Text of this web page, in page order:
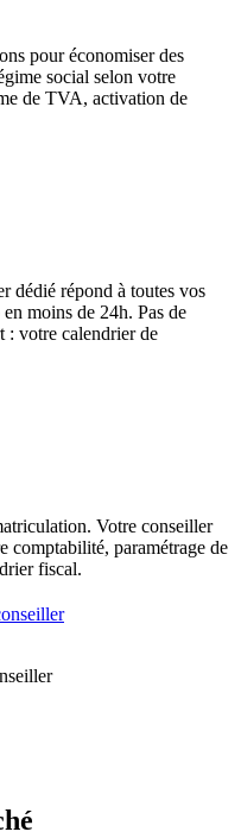
pour économiser des
social selon votre
de TVA, activation de
dédié répond à toutes vos
moins de 24h. Pas de
: votre calendrier de
Votre conseiller
comptabilité, paramétrage de
fiscal.